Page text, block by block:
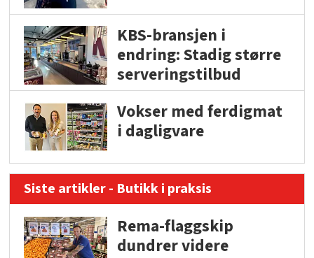
KBS-bransjen i
endring: Stadig større
serveringstilbud
Vokser med ferdigmat
i dagligvare
Siste artikler - Butikk i praksis
Rema-flaggskip
dundrer videre